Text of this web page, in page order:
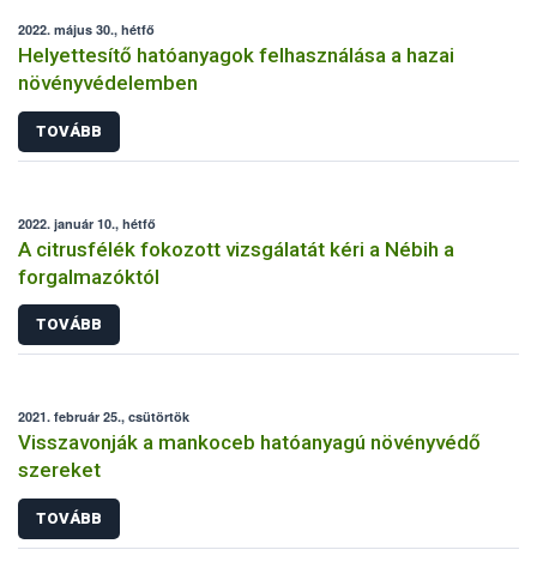
2022. május 30., hétfő
Helyettesítő hatóanyagok felhasználása a hazai
növényvédelemben
TOVÁBB
2022. január 10., hétfő
A citrusfélék fokozott vizsgálatát kéri a Nébih a
forgalmazóktól
TOVÁBB
2021. február 25., csütörtök
Visszavonják a mankoceb hatóanyagú növényvédő
szereket
TOVÁBB